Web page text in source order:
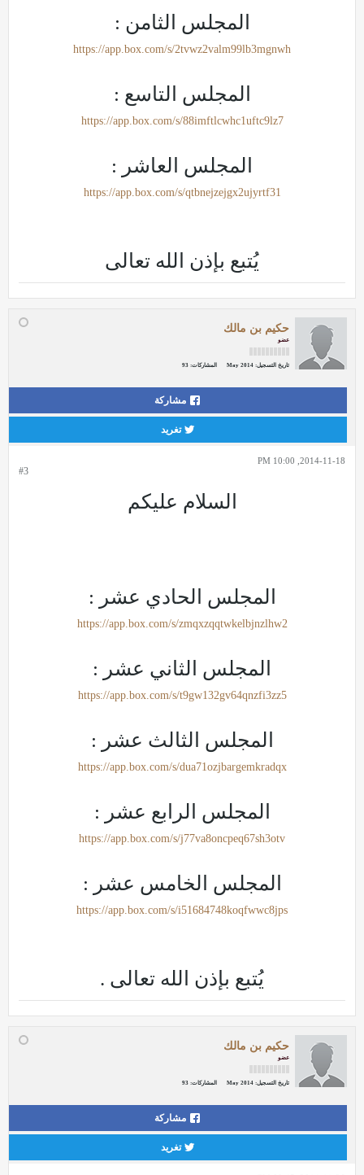
المجلس الثامن :
https://app.box.com/s/2tvwz2valm99lb3mgnwh
المجلس التاسع :
https://app.box.com/s/88imftlcwhc1uftc9lz7
المجلس العاشر :
https://app.box.com/s/qtbnejzejgx2ujyrtf31
يُتبع بإذن الله تعالى
حكيم بن مالك
عضو
تاريخ التسجيل: May 2014 المشاركات: 93
مشاركة
تغريد
#3
2014-11-18, 10:00 PM
السلام عليكم
المجلس الحادي عشر :
https://app.box.com/s/zmqxzqqtwkelbjnzlhw2
المجلس الثاني عشر :
https://app.box.com/s/t9gw132gv64qnzfi3zz5
المجلس الثالث عشر :
https://app.box.com/s/dua71ozjbargemkradqx
المجلس الرابع عشر :
https://app.box.com/s/j77va8oncpeq67sh3otv
المجلس الخامس عشر :
https://app.box.com/s/i51684748koqfwwc8jps
يُتبع بإذن الله تعالى .
حكيم بن مالك
عضو
تاريخ التسجيل: May 2014 المشاركات: 93
مشاركة
تغريد